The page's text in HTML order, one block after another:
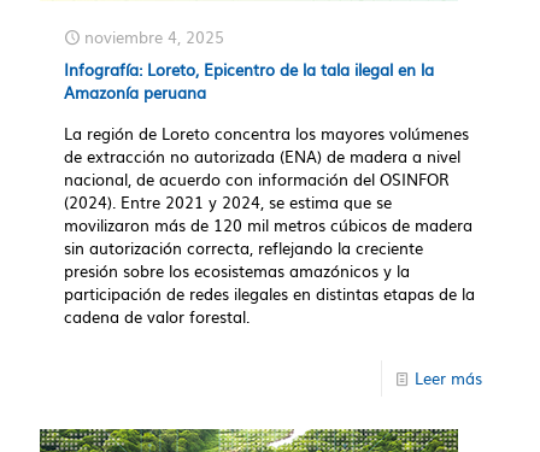
noviembre 4, 2025
Infografía: Loreto, Epicentro de la tala ilegal en la
Amazonía peruana
La región de Loreto concentra los mayores volúmenes
de extracción no autorizada (ENA) de madera a nivel
nacional, de acuerdo con información del OSINFOR
(2024). Entre 2021 y 2024, se estima que se
movilizaron más de 120 mil metros cúbicos de madera
sin autorización correcta, reflejando la creciente
presión sobre los ecosistemas amazónicos y la
participación de redes ilegales en distintas etapas de la
cadena de valor forestal.
Leer más